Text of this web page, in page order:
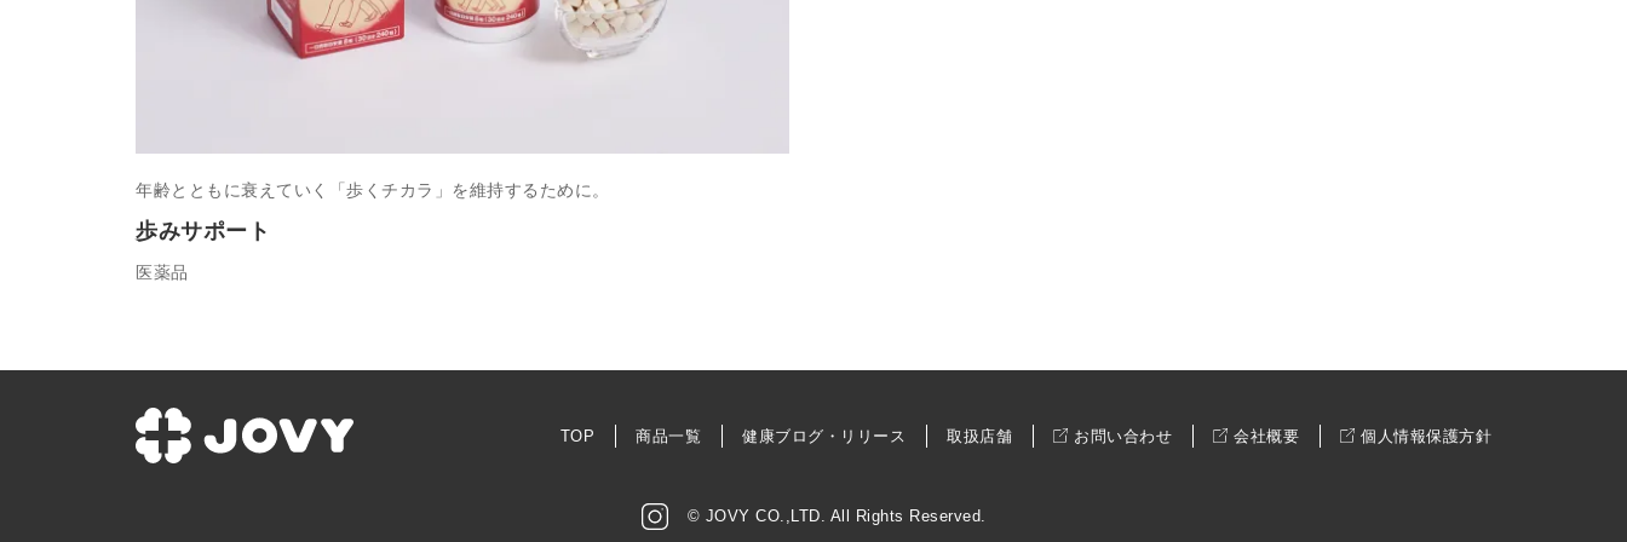
歩みサポート
年齢とともに衰えていく「歩くチカラ」を維持するために。
医薬品
TOP 商品一覧 健康ブログ・リリース 取扱店舗 お問い合わせ 会社概要 個人情報保護方針
© JOVY CO.,LTD. All Rights Reserved.